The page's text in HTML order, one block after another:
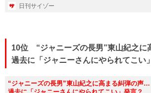
日刊サイゾー
10位 “ジャニーズの長男”東山紀之に
過去に「ジャニーさんにやられてこい
“ジャニーズの長男”東山紀之に高まる糾弾の声…
過去に「ジャニーさんにやられてこい」発言？